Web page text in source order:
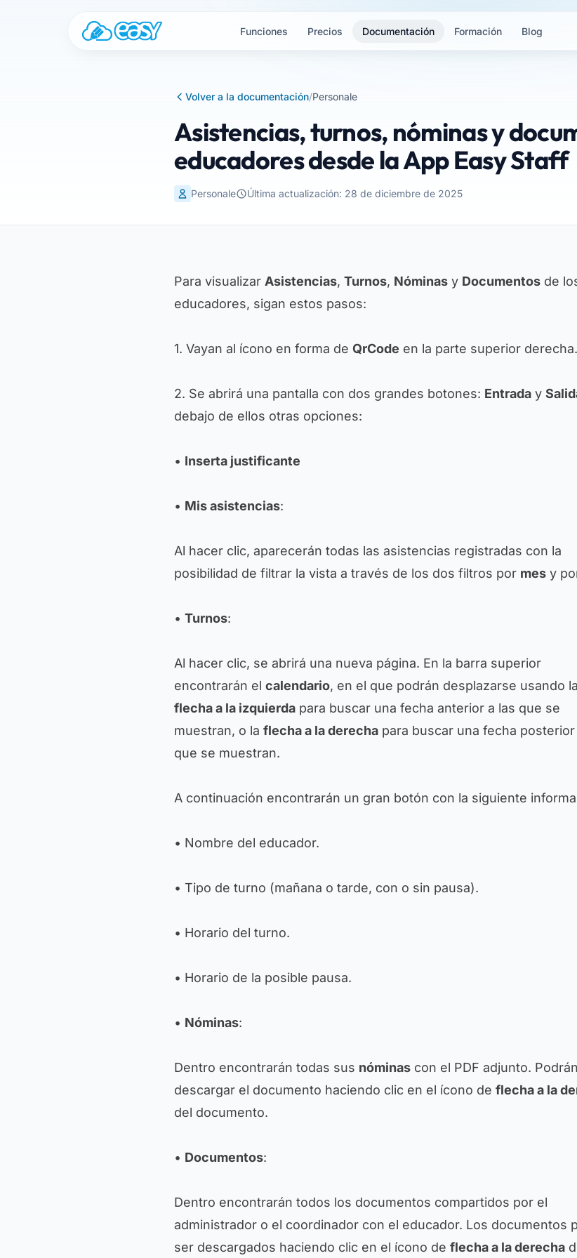
Funciones Precios Documentación Formación Blog
Volver a la documentación/Personale
Asistencias, turnos, nóminas y
educadores desde la App Easy Staff
Personale Última actualización: 28 de diciembre de 2025
Para visualizar Asistencias, Turnos, Nóminas y Documentos de
educadores, sigan estos pasos:
1. Vayan al ícono en forma de QrCode en la parte superior derecha.
2. Se abrirá una pantalla con dos grandes botones: Entrada y
debajo de ellos otras opciones:
• Inserta justificante
• Mis asistencias:
Al hacer clic, aparecerán todas las asistencias registradas con la
posibilidad de filtrar la vista a través de los dos filtros por mes y
• Turnos:
Al hacer clic, se abrirá una nueva página. En la barra superior
encontrarán el calendario, en el que podrán desplazarse usando la
flecha a la izquierda para buscar una fecha anterior a las que se
muestran, o la flecha a la derecha para buscar una fecha posterior
que se muestran.
A continuación encontrarán un gran botón con la siguiente
• Nombre del educador.
• Tipo de turno (mañana o tarde, con o sin pausa).
• Horario del turno.
• Horario de la posible pausa.
• Nóminas:
Dentro encontrarán todas sus nóminas con el PDF adjunto. Podrán
descargar el documento haciendo clic en el ícono de flecha a la
del documento.
• Documentos:
Dentro encontrarán todos los documentos compartidos por el
administrador o el coordinador con el educador. Los documentos
ser descargados haciendo clic en el ícono de flecha a la derecha